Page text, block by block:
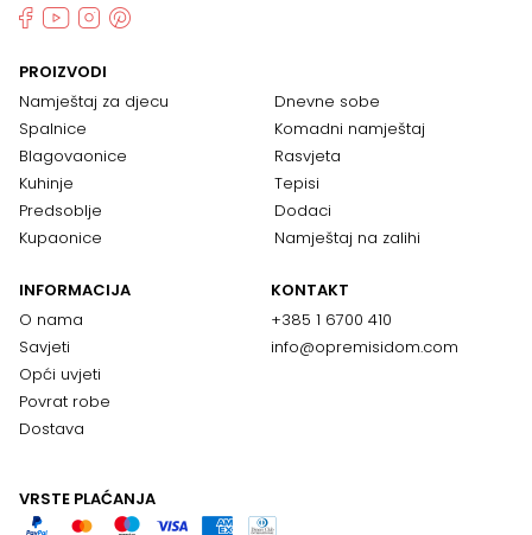
PROIZVODI
Namještaj za djecu
Spalnice
Blagovaonice
Kuhinje
Predsoblje
Kupaonice
Dnevne sobe
Komadni namještaj
Rasvjeta
Tepisi
Dodaci
Namještaj na zalihi
INFORMACIJA
O nama
Savjeti
Opći uvjeti
Povrat robe
Dostava
KONTAKT
+385 1 6700 410
info@opremisidom.com
VRSTE PLAĆANJA